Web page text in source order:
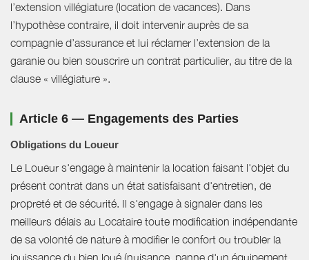
l’extension villégiature (location de vacances). Dans
l’hypothèse contraire, il doit intervenir auprès de sa
compagnie d’assurance et lui réclamer l’extension de la
garanie ou bien souscrire un contrat particulier, au titre de la
clause « villégiature ».
Article 6 — Engagements des Parties
Obligations du Loueur
Le Loueur s'engage à maintenir la location faisant l'objet du
présent contrat dans un état satisfaisant d'entretien, de
propreté et de sécurité. Il s'engage à signaler dans les
meilleurs délais au Locataire toute modification indépendante
de sa volonté de nature à modifier le confort ou troubler la
jouissance du bien loué (nuisance, panne d'un équipement,